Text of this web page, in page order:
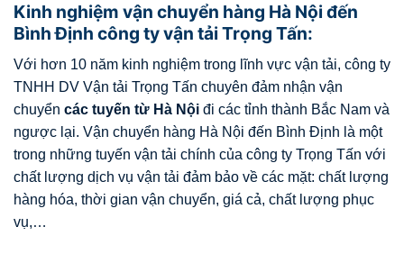
Kinh nghiệm vận chuyển hàng Hà Nội đến
Bình Định công ty vận tải Trọng Tấn:
Với hơn 10 năm kinh nghiệm trong lĩnh vực vận tải, công ty
TNHH DV Vận tải Trọng Tấn chuyên đảm nhận vận
chuyển các tuyến từ Hà Nội đi các tỉnh thành Bắc Nam và
ngược lại. Vận chuyển hàng Hà Nội đến Bình Định là một
trong những tuyến vận tải chính của công ty Trọng Tấn với
chất lượng dịch vụ vận tải đảm bảo về các mặt: chất lượng
hàng hóa, thời gian vận chuyển, giá cả, chất lượng phục
vụ,…